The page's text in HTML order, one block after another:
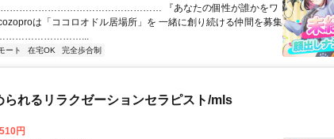
『あなたの個性が誰かをワ
は「ココロオドル居場所」を 一緒に創り続ける仲間を募集
ート 在宅OK 完全歩合制
られるリラクゼーションセラピスト/mls
円